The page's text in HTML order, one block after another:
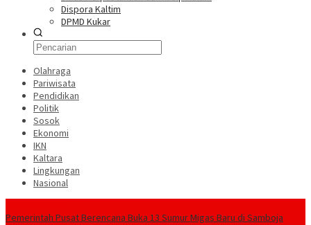
Dispora Kaltim
DPMD Kukar
Olahraga
Pariwisata
Pendidikan
Politik
Sosok
Ekonomi
IKN
Kaltara
Lingkungan
Nasional
Pemerintah Pusat Berencana Buka 13 Sumur Migas Baru di Samboja